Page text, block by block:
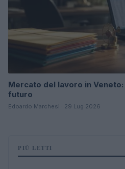
Mercato del lavoro in
futuro
Edoardo Marchesi · 29 Lug 2026
PIÙ LETTI